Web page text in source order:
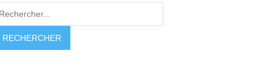
RECHERCHER